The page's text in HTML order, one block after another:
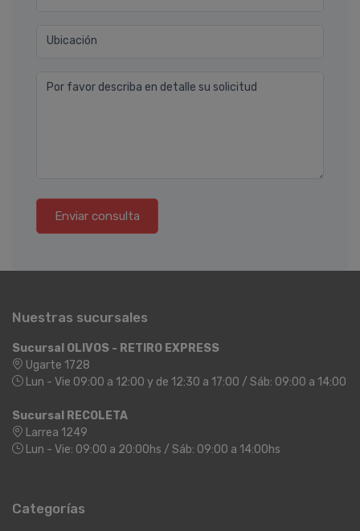
Ubicación
Por favor describa en detalle su solicitud
Enviar consulta
Nuestras sucursales
Sucursal OLIVOS - RETIRO EXPRESS
Ugarte 1728
Lun - Vie 09:00 a 12:00 y de 12:30 a 17:00 / Sáb: 09:00 a 14:00
Sucursal RECOLETA
Larrea 1249
Lun - Vie: 09:00 a 20:00hs / Sáb: 09:00 a 14:00hs
Categorías